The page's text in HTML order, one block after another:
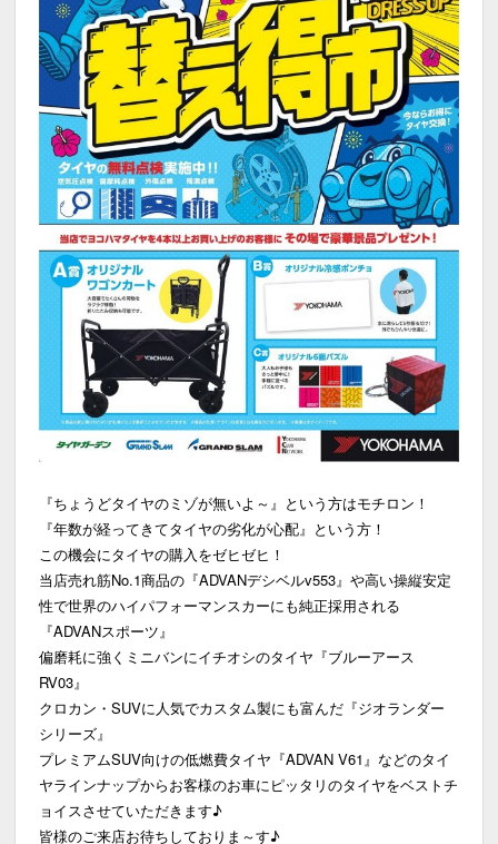
『ちょうどタイヤのミゾが無いよ～』という方はモチロン！
『年数が経ってきてタイヤの劣化が心配』という方！
この機会にタイヤの購入をゼヒゼヒ！
当店売れ筋No.1商品の『ADVANデシベルv553』や高い操縦安定
性で世界のハイパフォーマンスカーにも純正採用される
『ADVANスポーツ』
偏磨耗に強くミニバンにイチオシのタイヤ『ブルーアース
RV03』
クロカン・SUVに人気でカスタム製にも富んだ『ジオランダー
シリーズ』
プレミアムSUV向けの低燃費タイヤ『ADVAN V61』などのタイ
ヤラインナップからお客様のお車にピッタリのタイヤをベストチ
ョイスさせていただきます♪
皆様のご来店お待ちしておりま～す♪